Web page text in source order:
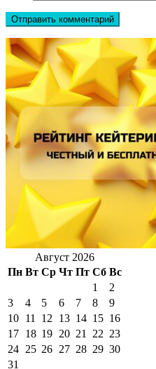
Август 2026
Пн Вт Ср Чт Пт Сб Вс
1
2
3
4 5 6 7 8
9
10 11 12 13 14 15 16
17 18 19 20 21 22 23
24 25 26 27 28 29 30
31